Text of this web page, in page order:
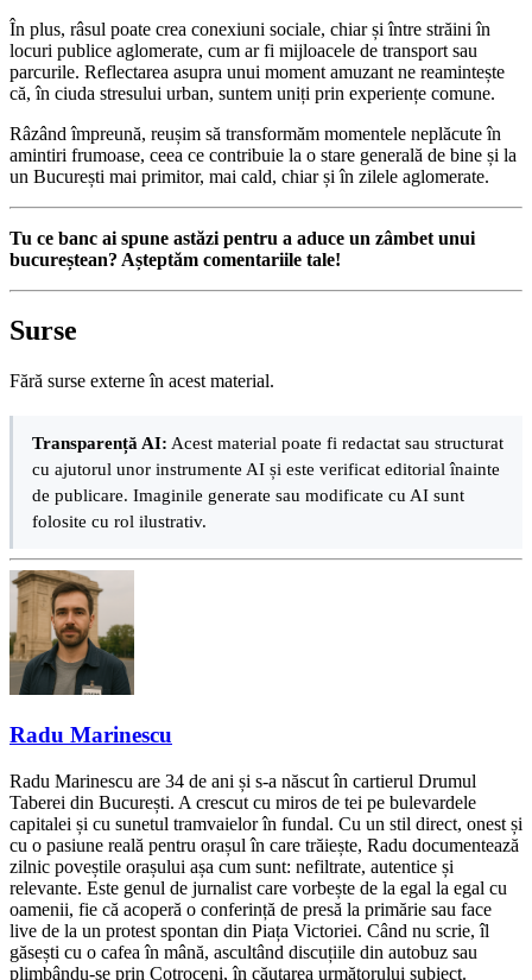
În plus, râsul poate crea conexiuni sociale, chiar și între străini în
locuri publice aglomerate, cum ar fi mijloacele de transport sau
parcurile. Reflectarea asupra unui moment amuzant ne reamintește
că, în ciuda stresului urban, suntem uniți prin experiențe comune.
Râzând împreună, reușim să transformăm momentele neplăcute în
amintiri frumoase, ceea ce contribuie la o stare generală de bine și la
un București mai primitor, mai cald, chiar și în zilele aglomerate.
Tu ce banc ai spune astăzi pentru a aduce un zâmbet unui
bucureștean? Așteptăm comentariile tale!
Surse
Fără surse externe în acest material.
Transparență AI: Acest material poate fi redactat sau structurat
cu ajutorul unor instrumente AI și este verificat editorial înainte
de publicare. Imaginile generate sau modificate cu AI sunt
folosite cu rol ilustrativ.
Radu Marinescu
Radu Marinescu are 34 de ani și s-a născut în cartierul Drumul
Taberei din București. A crescut cu miros de tei pe bulevardele
capitalei și cu sunetul tramvaielor în fundal. Cu un stil direct, onest și
cu o pasiune reală pentru orașul în care trăiește, Radu documentează
zilnic poveștile orașului așa cum sunt: nefiltrate, autentice și
relevante. Este genul de jurnalist care vorbește de la egal la egal cu
oamenii, fie că acoperă o conferință de presă la primărie sau face
live de la un protest spontan din Piața Victoriei. Când nu scrie, îl
găsești cu o cafea în mână, ascultând discuțiile din autobuz sau
plimbându-se prin Cotroceni, în căutarea următorului subiect.